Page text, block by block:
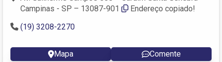
Campinas - SP – 13087-901
Endereço copiado!
(19) 3208-2270
Mapa Comente